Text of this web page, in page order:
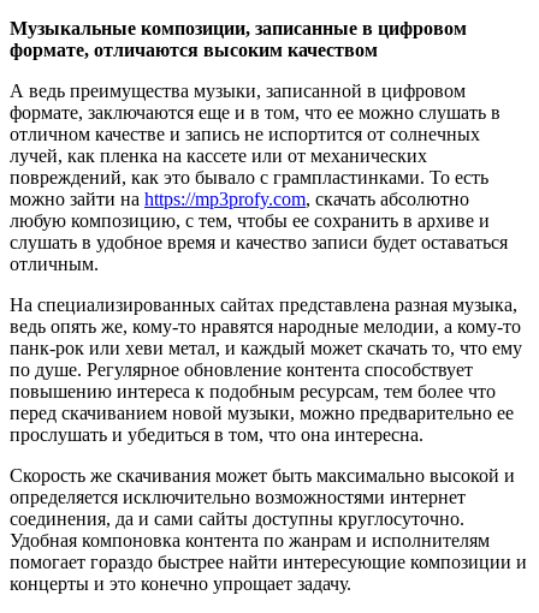
Музыкальные композиции, записанные в цифровом
формате, отличаются высоким качеством
А ведь преимущества музыки, записанной в цифровом
формате, заключаются еще и в том, что ее можно слушать в
отличном качестве и запись не испортится от солнечных
лучей, как пленка на кассете или от механических
повреждений, как это бывало с грампластинками. То есть
можно зайти на https://mp3profy.com, скачать абсолютно
любую композицию, с тем, чтобы ее сохранить в архиве и
слушать в удобное время и качество записи будет оставаться
отличным.
На специализированных сайтах представлена разная музыка,
ведь опять же, кому-то нравятся народные мелодии, а кому-то
панк-рок или хеви метал, и каждый может скачать то, что ему
по душе. Регулярное обновление контента способствует
повышению интереса к подобным ресурсам, тем более что
перед скачиванием новой музыки, можно предварительно ее
прослушать и убедиться в том, что она интересна.
Скорость же скачивания может быть максимально высокой и
определяется исключительно возможностями интернет
соединения, да и сами сайты доступны круглосуточно.
Удобная компоновка контента по жанрам и исполнителям
помогает гораздо быстрее найти интересующие композиции и
концерты и это конечно упрощает задачу.